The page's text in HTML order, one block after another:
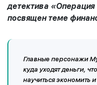
детектива
посвящен теме
Главные персонажи
куда уходят деньги,
научиться экономить